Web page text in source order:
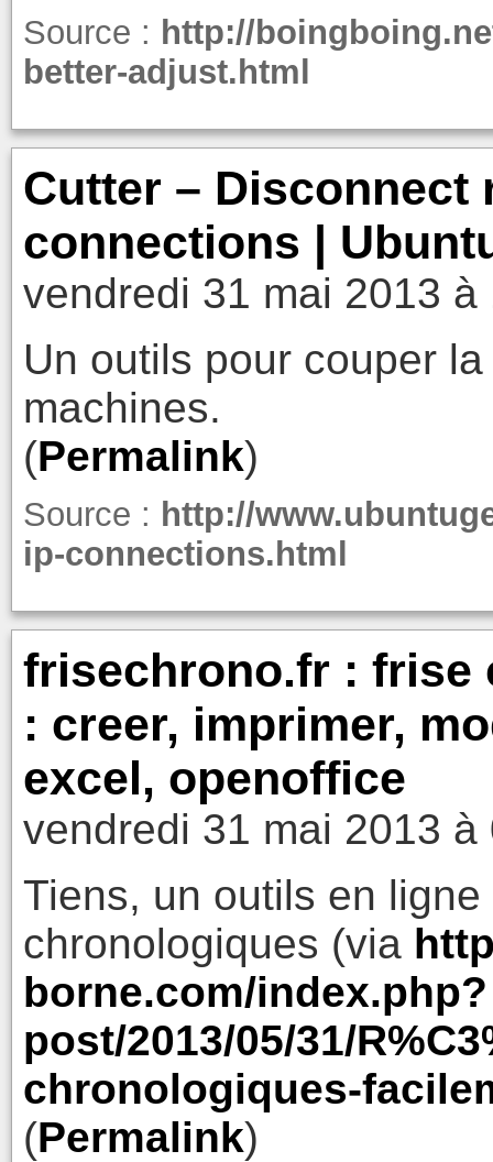
Source : http://
better-adjust.html
Cutter – Disconnect
connections |
vendredi 31 mai 2013 à
Un outils pour couper
machines.
(Permalink)
Source : http://
ip-connections.html
frisechrono.fr : frise
: creer, imprimer,
excel, openoffice
vendredi 31 mai 2013 à
Tiens, un outils en
chronologiques (via
borne.com/index.php?
post/2013/05/31/
chronologiques-
(Permalink)